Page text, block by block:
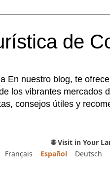
de
En nuestro blog, te
los vibrantes mercados
consejos útiles y
🌐 Visit in Your
Français Español Deutsch